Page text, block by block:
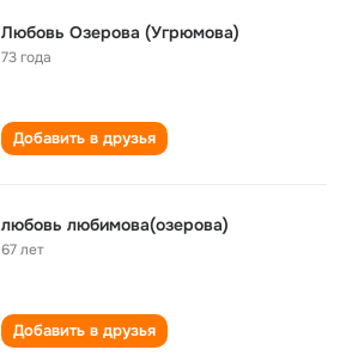
Любовь Озерова (Угрюмова)
73 года
Добавить в друзья
любовь любимова(озерова)
67 лет
Добавить в друзья